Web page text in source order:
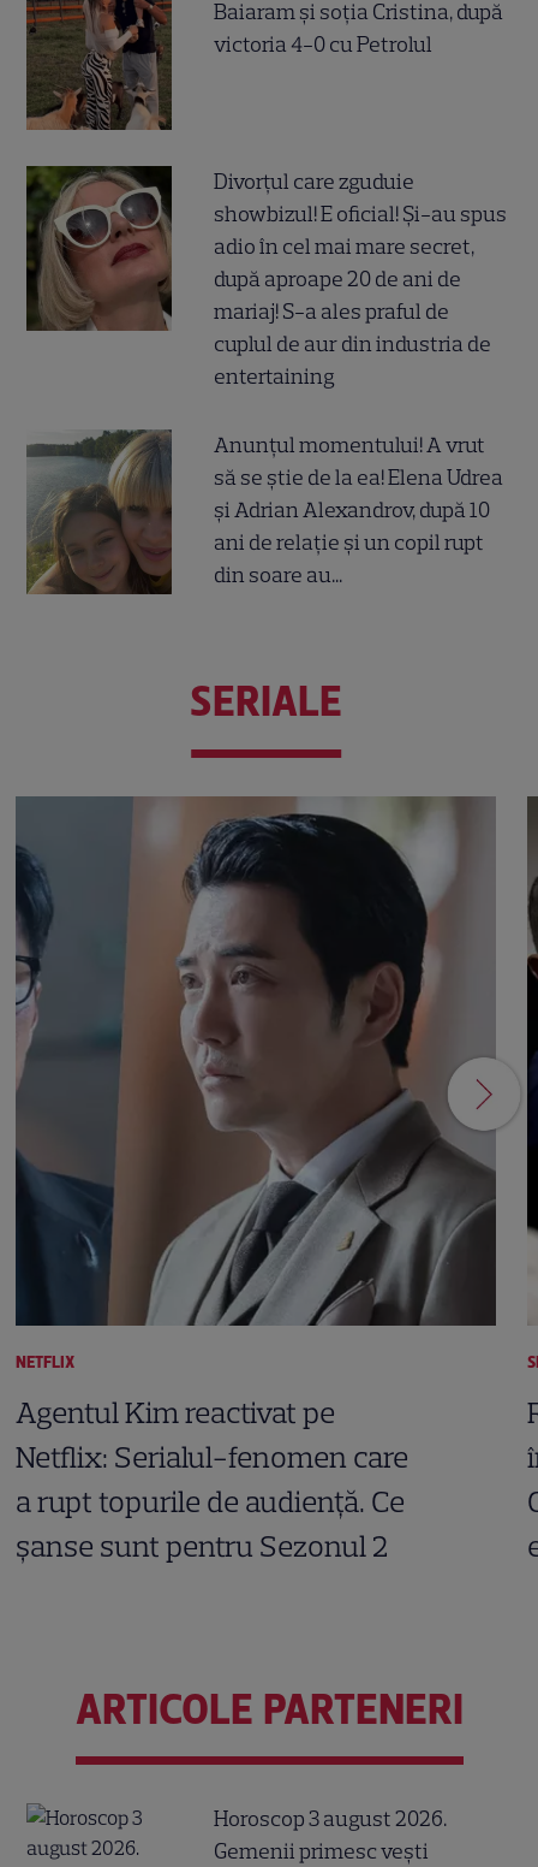
Baiaram și soția Cristina, după
victoria 4-0 cu Petrolul
Divorțul care zguduie
showbizul! E oficial! Și-au spus
adio în cel mai mare secret,
după aproape 20 de ani de
mariaj! S-a ales praful de
cuplul de aur din industria de
entertaining
Anunțul momentului! A vrut
să se știe de la ea! Elena Udrea
și Adrian Alexandrov, după 10
ani de relație și un copil rupt
din soare au...
SERIALE
NETFLIX
Agentul Kim reactivat pe
Netflix: Serialul-fenomen care
a rupt topurile de audiență. Ce
șanse sunt pentru Sezonul 2
ARTICOLE PARTENERI
Horoscop 3 august 2026.
Gemenii primesc vești